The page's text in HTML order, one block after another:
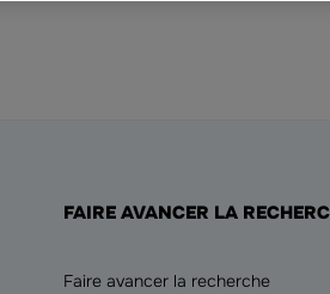
FAIRE AVANCER LA
Faire avancer la recherche